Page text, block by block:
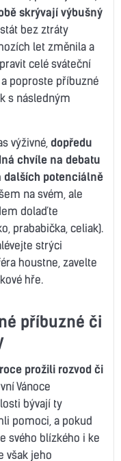
skrývají výbušný
bez ztráty
let změnila a
celé sváteční
poproste příbuzné
s následným
výživné, dopředu
chvíle na debatu
dalších potenciálně
na svém, ale
dolaďte
prababička, celiak).
strýci
houstne, zavelte
hře.
příbuzné či
prožili rozvod či
Vánoce
bývají ty
pomoci, a pokud
svého blízkého i ke
však jeho